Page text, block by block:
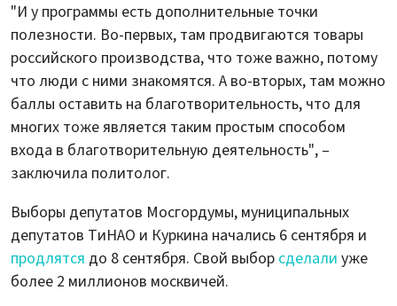
"И у программы есть дополнительные точки
полезности. Во-первых, там продвигаются товары
российского производства, что тоже важно, потому
что люди с ними знакомятся. А во-вторых, там можно
баллы оставить на благотворительность, что для
многих тоже является таким простым способом
входа в благотворительную деятельность", –
заключила политолог.
Выборы депутатов Мосгордумы, муниципальных
депутатов ТиНАО и Куркина начались 6 сентября и
продлятся до 8 сентября. Свой выбор сделали уже
более 2 миллионов москвичей.